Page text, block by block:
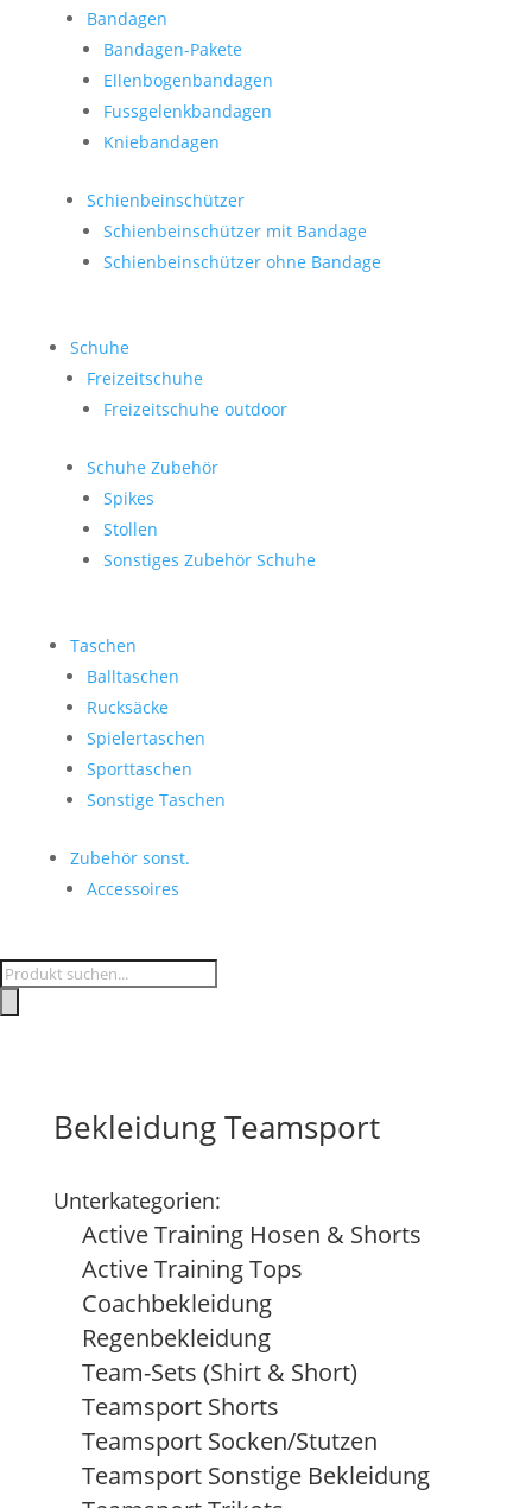
Bandagen
Bandagen-Pakete
Ellenbogenbandagen
Fussgelenkbandagen
Kniebandagen
Schienbeinschützer
Schienbeinschützer mit Bandage
Schienbeinschützer ohne Bandage
Schuhe
Freizeitschuhe
Freizeitschuhe outdoor
Schuhe Zubehör
Spikes
Stollen
Sonstiges Zubehör Schuhe
Taschen
Balltaschen
Rucksäcke
Spielertaschen
Sporttaschen
Sonstige Taschen
Zubehör sonst.
Accessoires
Products
Bekleidung Teamsport
Unterkategorien:
Active Training Hosen & Shorts
Active Training Tops
Coachbekleidung
Regenbekleidung
Team-Sets (Shirt & Short)
Teamsport Shorts
Teamsport Socken/Stutzen
Teamsport Sonstige Bekleidung